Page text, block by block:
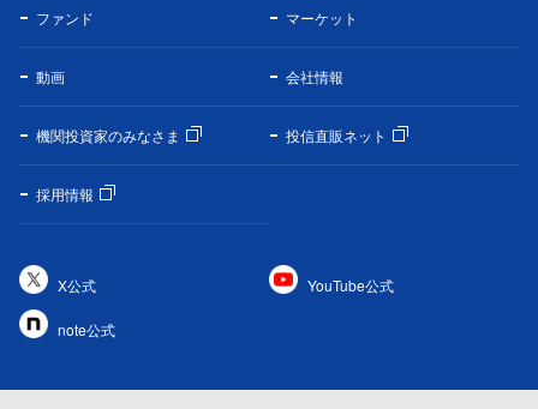
ファンド マーケット
動画 会社情報
機関投資家のみなさま 投信直販ネット
採用情報
X公式 YouTube公式
note公式